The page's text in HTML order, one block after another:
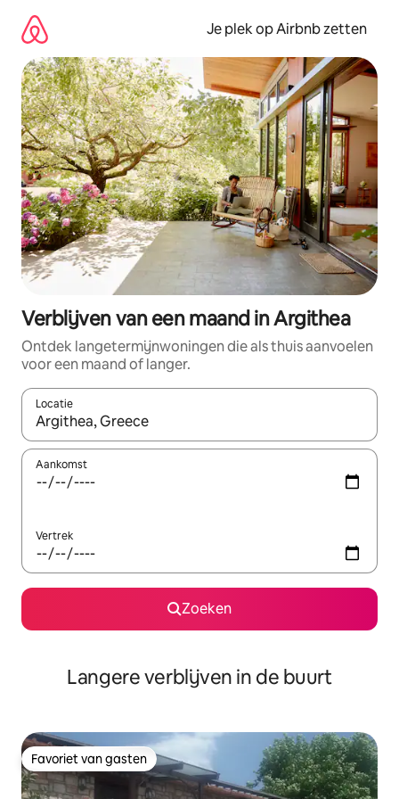
direct
naar
inhoud
Je plek op Airbnb zetten
Verblijven van een maand in Argithea
Ontdek langetermijnwoningen die als thuis aanvoelen
voor een maand of langer.
Locatie
Wanneer er resultaten beschikbaar zijn, maak je een keuze
Aankomst
Vertrek
Zoeken
Langere verblijven in de buurt
Favoriet van gasten
Favoriet van gasten